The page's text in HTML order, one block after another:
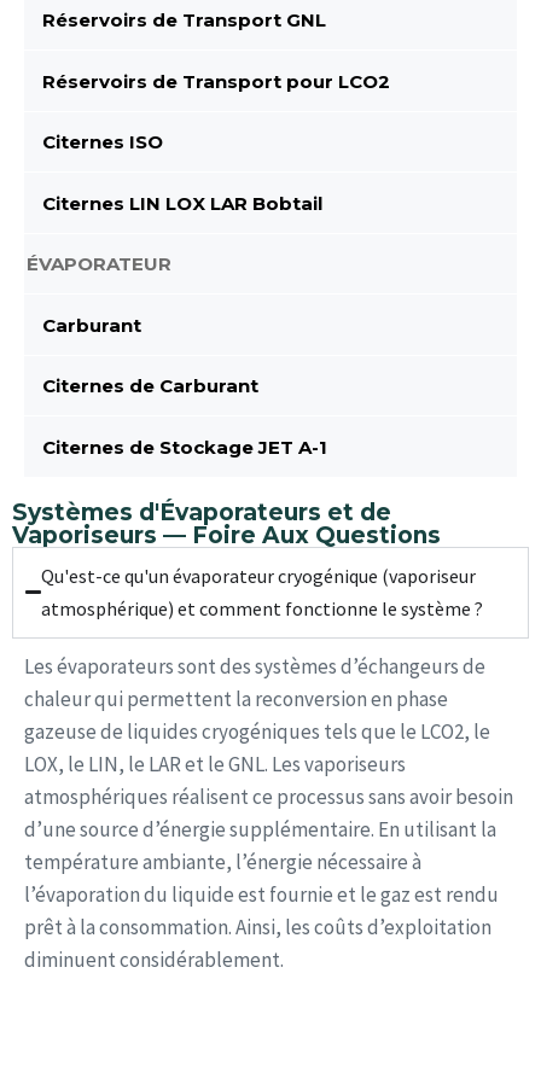
Réservoirs de Transport GNL
Réservoirs de Transport pour LCO2
Citernes ISO
Citernes LIN LOX LAR Bobtail
ÉVAPORATEUR
Carburant
Citernes de Carburant
Citernes de Stockage JET A-1
Systèmes d'Évaporateurs et de
Vaporiseurs — Foire Aux Questions
Qu'est-ce qu'un évaporateur cryogénique (vaporiseur
atmosphérique) et comment fonctionne le système ?
Les évaporateurs sont des systèmes d’échangeurs de
chaleur qui permettent la reconversion en phase
gazeuse de liquides cryogéniques tels que le LCO2, le
LOX, le LIN, le LAR et le GNL. Les vaporiseurs
atmosphériques réalisent ce processus sans avoir besoin
d’une source d’énergie supplémentaire. En utilisant la
température ambiante, l’énergie nécessaire à
l’évaporation du liquide est fournie et le gaz est rendu
prêt à la consommation. Ainsi, les coûts d’exploitation
diminuent considérablement.